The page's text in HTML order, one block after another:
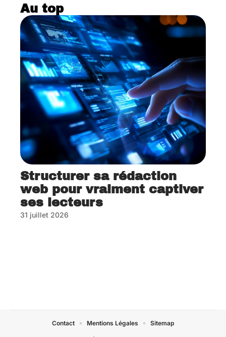
Au top
Structurer sa rédaction
web pour vraiment captiver
ses lecteurs
31 juillet 2026
Contact Mentions Légales Sitemap